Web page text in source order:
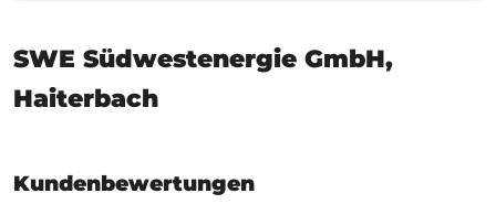
SWE Südwestenergie GmbH,
Haiterbach
Kundenbewertungen